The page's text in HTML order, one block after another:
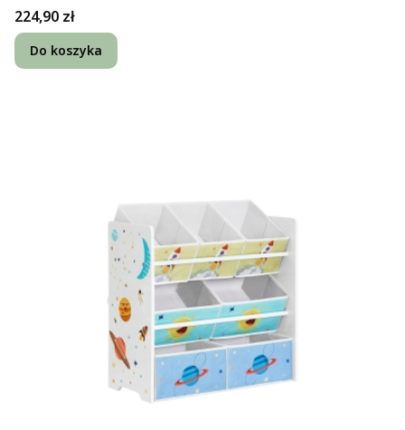
Cena
224,90 zł
Do koszyka